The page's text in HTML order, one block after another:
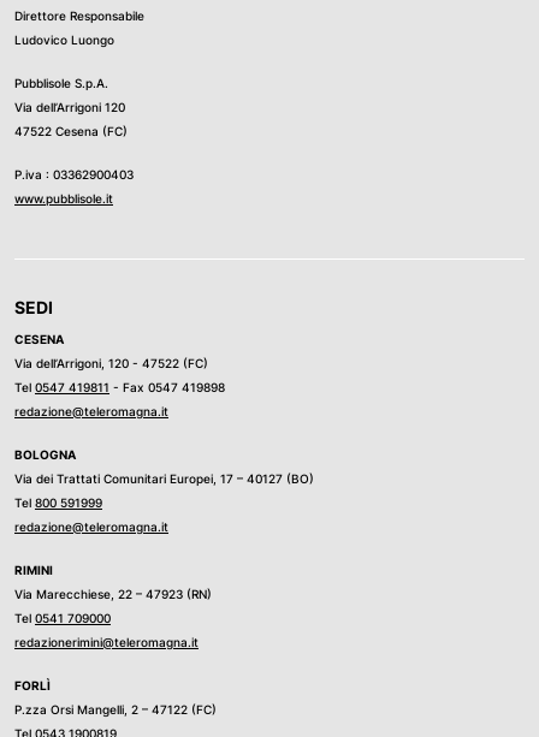
Direttore Responsabile
Ludovico Luongo
Pubblisole S.p.A.
Via dell’Arrigoni 120
47522 Cesena (FC)
P.iva : 03362900403
www.pubblisole.it
SEDI
CESENA
Via dell’Arrigoni, 120 - 47522 (FC)
Tel 0547 419811 - Fax 0547 419898
redazione@teleromagna.it
BOLOGNA
Via dei Trattati Comunitari Europei, 17 – 40127 (BO)
Tel 800 591999
redazione@teleromagna.it
RIMINI
Via Marecchiese, 22 – 47923 (RN)
Tel 0541 709000
redazionerimini@teleromagna.it
FORLÌ
P.zza Orsi Mangelli, 2 – 47122 (FC)
Tel 0543 1900819